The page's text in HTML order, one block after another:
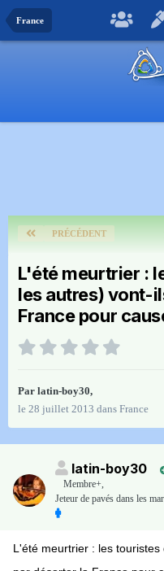
France
PRÉCÉDENT
L'été meurtrier :
les autres) vont-
France pour
Par latin-boy30,
le 28 juillet 2013 dans France
latin-boy30
Membre+,
Jeteur de pavés dans les
L'été meurtrier : les